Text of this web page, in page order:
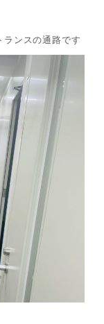
ランスの通路です